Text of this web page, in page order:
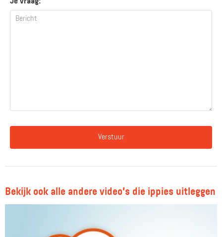
Verstuur
Bekijk ook alle andere video's die ippies uitleggen